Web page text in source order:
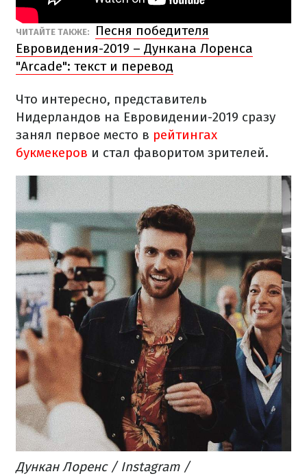
ЧИТАЙТЕ ТАКЖЕ:
Песня победителя
Евровидения-2019 – Дункана Лоренса
"Arcade": текст и перевод
Что интересно, представитель
Нидерландов на Евровидении-2019 сразу
занял первое место в рейтингах
букмекеров и стал фаворитом зрителей.
Дункан Лоренс / Instagram /